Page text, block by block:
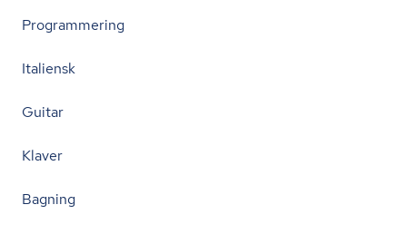
Programmering
Italiensk
Guitar
Klaver
Bagning